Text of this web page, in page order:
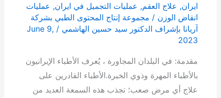
ايران, علاج العقم, عمليات التجميل في ايران, عمليات
انقاض الوزن / مجموعة إنتاج المحتوى الطبي بشركة
آریانا بإشراف الدكتور سيد حسين الهاشمي/
June 9,
2023
مقدمة: في البلدان المجاورة ، يُعرف الأطباء الإيرانيون
بالأطباء المهرة وذوي الخبرة.الأطباء القادرين على
علاج أي مرض صعب؛ تجذب هذه السمعة العديد من